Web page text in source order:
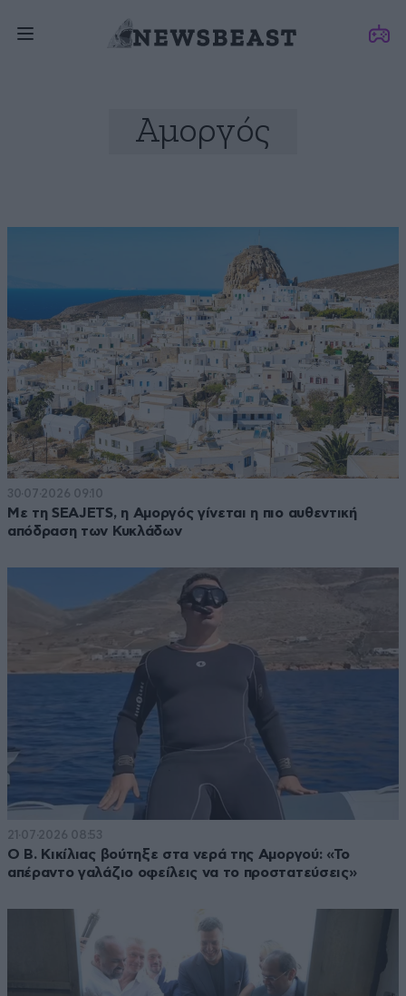
Αμοργός
30·07·2026 09:10
Με τη SEAJETS, η Αμοργός γίνεται η πιο αυθεντική
απόδραση των Κυκλάδων
21·07·2026 08:53
Ο Β. Κικίλιας βούτηξε στα νερά της Αμοργού: «Το
απέραντο γαλάζιο οφείλεις να το προστατεύσεις»